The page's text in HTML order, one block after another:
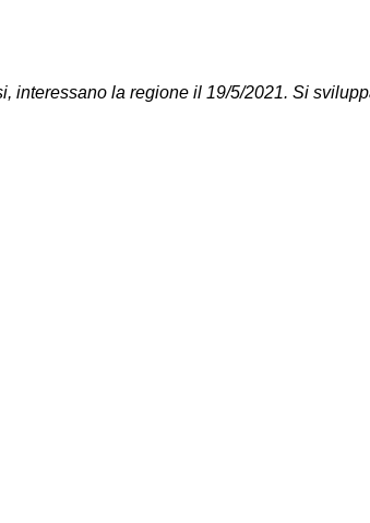
interessano la regione il 19/5/2021. Si